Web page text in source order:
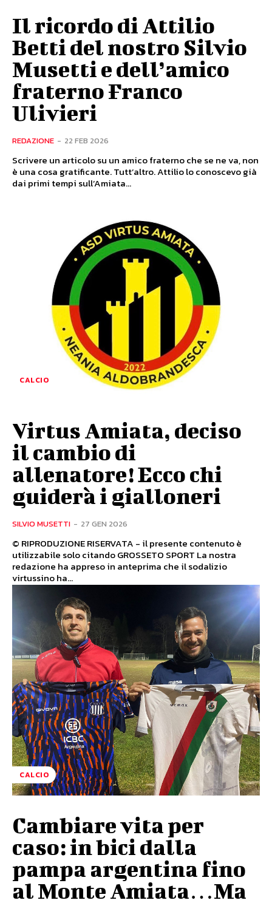
Il ricordo di Attilio
Betti del nostro Silvio
Musetti e dell’amico
fraterno Franco
Ulivieri
REDAZIONE - 22 FEB 2026
Scrivere un articolo su un amico fraterno che se ne va, non
è una cosa gratificante. Tutt’altro. Attilio lo conoscevo già
dai primi tempi sull’Amiata...
CALCIO
Virtus Amiata, deciso
il cambio di
allenatore! Ecco chi
guiderà i gialloneri
SILVIO MUSETTI - 27 GEN 2026
© RIPRODUZIONE RISERVATA - il presente contenuto è
utilizzabile solo citando GROSSETO SPORT La nostra
redazione ha appreso in anteprima che il sodalizio
virtussino ha...
CALCIO
Cambiare vita per
caso: in bici dalla
pampa argentina fino
al Monte Amiata…Ma